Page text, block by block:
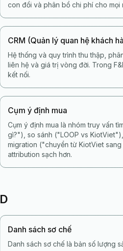
con đổi và phân bổ chi phí cho
CRM (Quản lý quan hệ khách
Hệ thống và quy trình thu thập,
liên hệ và giá trị vòng đời. Trong
kết nối.
Cụm ý định mua
Cụm ý định mua là nhóm truy vấn
gì?"), so sánh ("LOOP vs
migration ("chuyển từ KiotViet sang
attribution sạch hơn.
D
Danh sách sơ chế
Danh sách sơ chế là bản số lượng